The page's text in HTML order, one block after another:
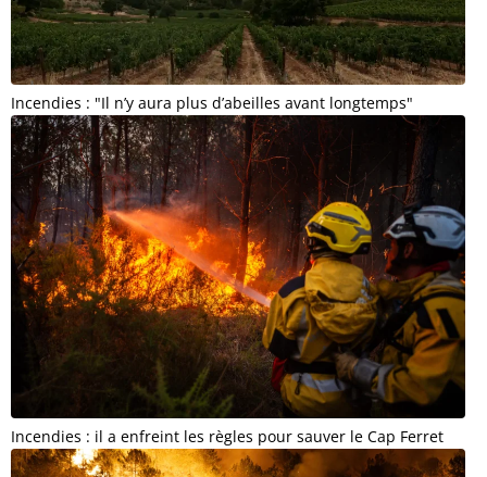
Incendies : "Il n’y aura plus d’abeilles avant longtemps"
Incendies : il a enfreint les règles pour sauver le Cap Ferret